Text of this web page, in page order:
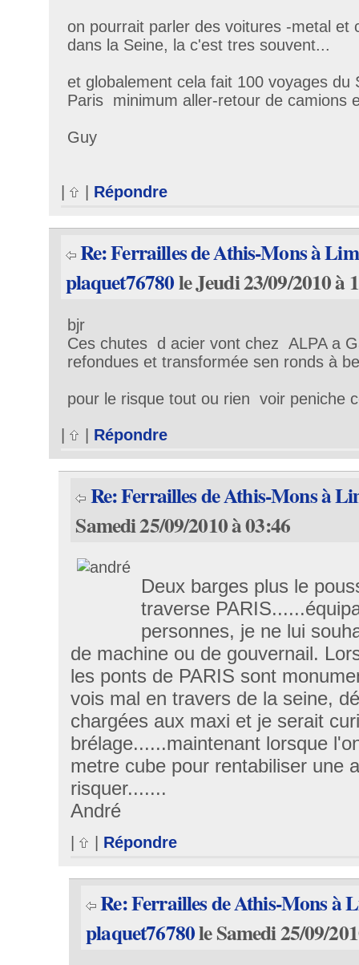
on pourrait parler des voitures -metal et
dans la Seine, la c'est tres souvent...
et globalement cela fait 100 voyages du
Paris minimum aller-retour de camions
Guy
Répondre
Re: Ferrailles de Athis-Mons à
plaquet76780le Jeudi 23/09/2010 à
bjr
Ces chutes d acier vont chez ALPA a
refondues et transformée sen ronds à
pour le risque tout ou rien voir peniche
| | Répondre
Re: Ferrailles de Athis-Mons à
Samedi 25/09/2010 à 03:46
Deux barges plus le
traverse
personnes, je ne lui
de machine ou de gouvernail.
les ponts de PARIS sont
vois mal en travers de la seine,
chargées aux maxi et je serait
brélage......maintenant lorsque
metre cube pour rentabiliser une
risquer.......
André
| Répondre
Re: Ferrailles de Athis-Mons à
plaquet76780le Samedi 25/09/